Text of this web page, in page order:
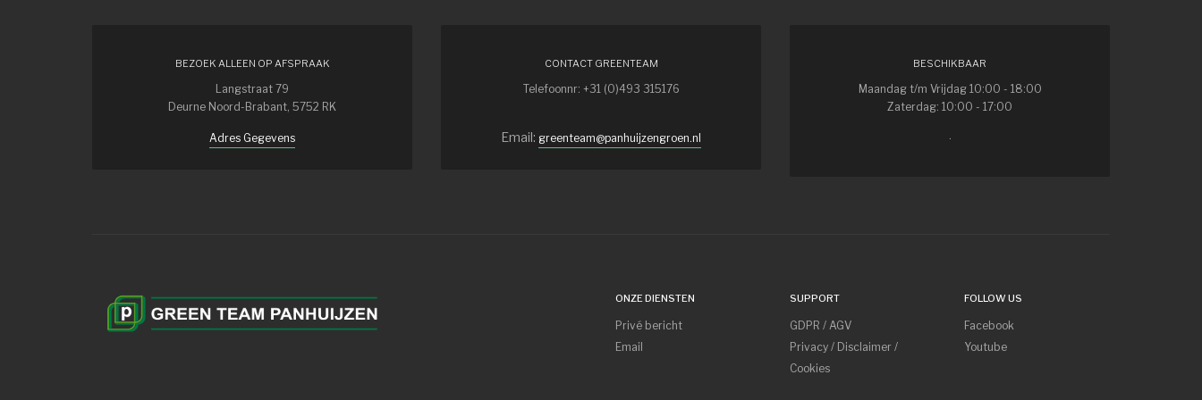
BEZOEK ALLEEN OP AFSPRAAK
Langstraat 79
Deurne Noord-Brabant, 5752 RK
Adres Gegevens
CONTACT GREENTEAM
Telefoonnr: +31 (0)493 315176
Email: greenteam@panhuijzengroen.nl
BESCHIKBAAR
Maandag t/m Vrijdag 10:00 - 18:00
Zaterdag: 10:00 - 17:00
.
ONZE DIENSTEN
Privé bericht
Email
SUPPORT
GDPR / AGV
Privacy / Disclaimer /
Cookies
FOLLOW US
Facebook
Youtube